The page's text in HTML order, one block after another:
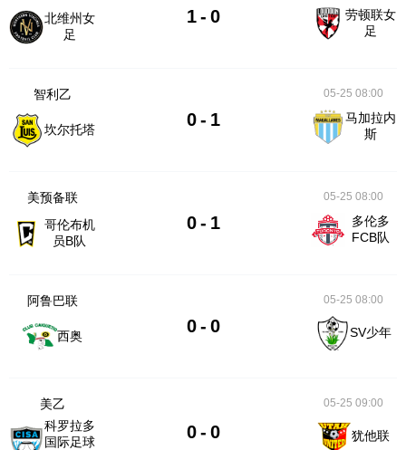
北维州女
足
1 - 0
劳顿联女
足
智利乙
坎尔托塔 0 - 1
05-25 08:00
马加拉内
斯
美预备联
哥伦布机
员B队
0 - 1
05-25 08:00
多伦多
FCB队
阿鲁巴联
西奥 0 - 0
05-25 08:00
SV少年
美乙
科罗拉多
国际足球
0 - 0
05-25 09:00
犹他联